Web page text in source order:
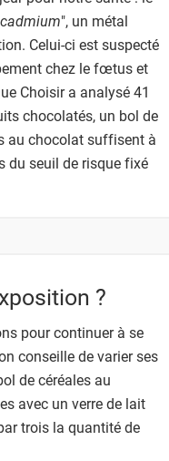
", un métal
Celui-ci est suspecté
chez le fœtus et
Choisir a analysé 41
chocolatés, un bol de
au chocolat suffisent à
du seuil de risque fixé
?
pour continuer à se
conseille de varier ses
de céréales au
avec un verre de lait
trois la quantité de